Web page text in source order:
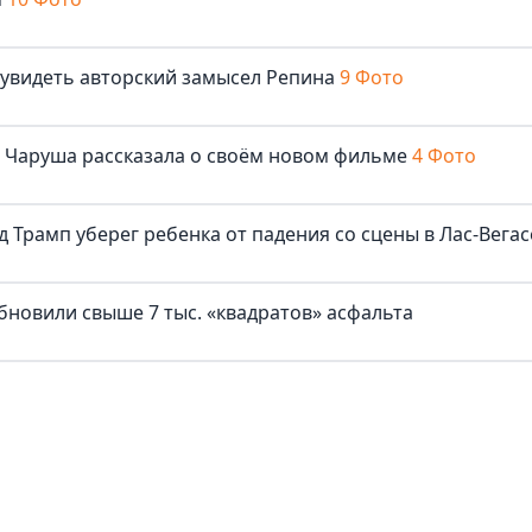
авторский замысел Репина 9 Фото
рассказала о своём новом фильме4 Фото
уберег ребенка от падения со сцены в Лас-
свыше 7 тыс. «квадратов» асфальта